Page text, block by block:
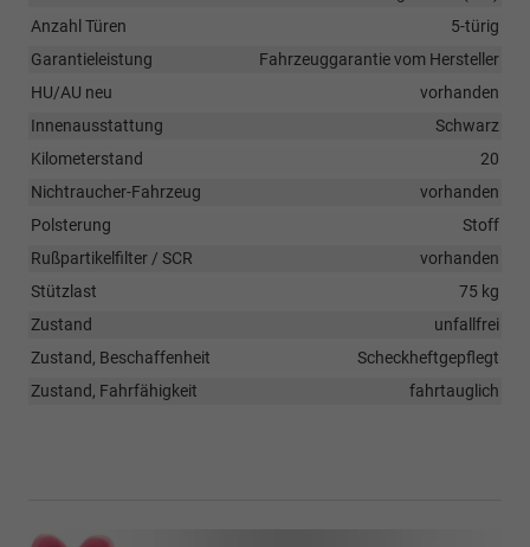
Anzahl Türen
5-türig
Garantieleistung
Fahrzeuggarantie vom Hersteller
HU/AU neu
vorhanden
Innenausstattung
Schwarz
Kilometerstand
20
Nichtraucher-Fahrzeug
vorhanden
Polsterung
Stoff
Rußpartikelfilter / SCR
vorhanden
Stützlast
75 kg
Zustand
unfallfrei
Zustand, Beschaffenheit
Scheckheftgepflegt
Zustand, Fahrfähigkeit
fahrtauglich